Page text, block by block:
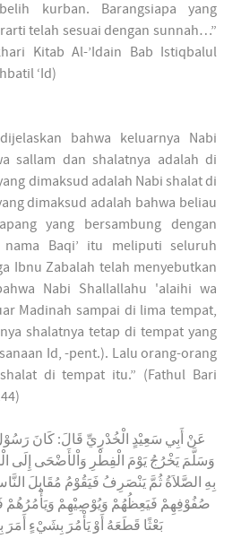
kurban. Barangsiapa yang
telah sesuai dengan sunnah…”
Kitab Al-’Idain Bab Istiqbalul
‘Id)
bahwa keluarnya Nabi
sallam dan shalatnya adalah di
dimaksud adalah Nabi shalat di
dimaksud adalah bahwa beliau
yang bersambung dengan
nama Baqi’ itu meliputi seluruh
Ibnu Zabalah telah menyebutkan
Nabi Shallallahu 'alaihi wa
Madinah sampai di lima tempat,
shalatnya tetap di tempat yang
Id, -pent.). Lalu orang-orang
di tempat itu.” (Fathul Bari
عَنْ أَبِي سَعِيْدٍ الْخُدْرِيِّ قَالَ: كَانَ رَسُوْلُ
وَسَلَّمَ يَخْرُجُ يَوْمَ الْفِطْرِ وَاْلأَضْحَى إِلَى
بِهِ الصَّلاَةُ ثُمَّ يَنْصَرِفُ فَيَقُوْمُ مُقَابِلَ
صُفُوْفِهِمْ فَيَعِظُهُمْ وَيُوْصِيْهِمْ وَيَأْمُرُهُمْ
بَعْثًا قَطَعَهُ أَوْ يَأْمُرَ بِشَيْءٍ